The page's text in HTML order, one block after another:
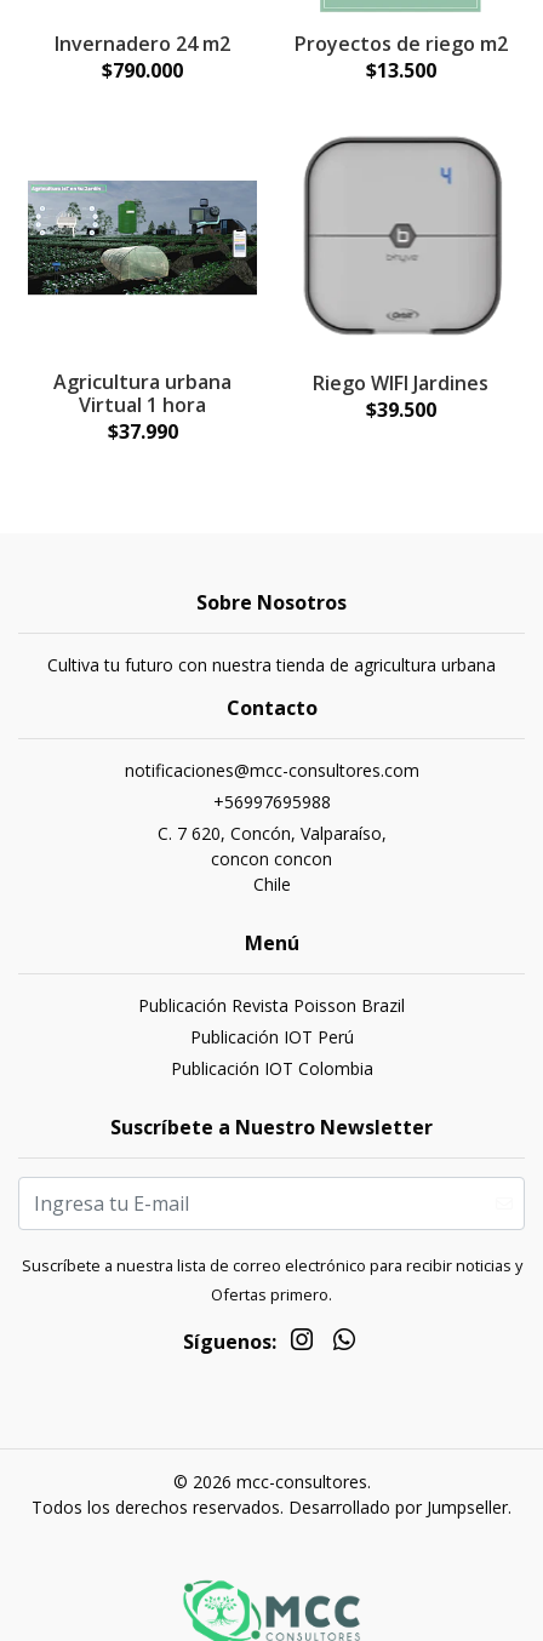
Invernadero 24 m2
$790.000
Proyectos de riego m2
$13.500
Agricultura urbana
Virtual 1 hora
$37.990
Riego WIFI Jardines
$39.500
Sobre Nosotros
Cultiva tu futuro con nuestra tienda de agricultura urbana
Contacto
notificaciones@mcc-consultores.com
+56997695988
C. 7 620, Concón, Valparaíso,
concon concon
Chile
Menú
Publicación Revista Poisson Brazil
Publicación IOT Perú
Publicación IOT Colombia
Suscríbete a Nuestro Newsletter
Suscríbete a nuestra lista de correo electrónico para recibir noticias y
Ofertas primero.
Síguenos:
© 2026 mcc-consultores.
Todos los derechos reservados. Desarrollado por Jumpseller.